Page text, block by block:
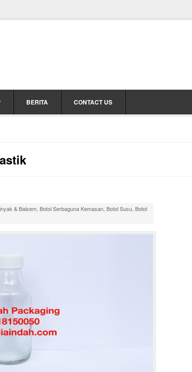
BERITA CONTACT US
& Balsem Botol Serbaguna Kemasan Botol Susu Botol